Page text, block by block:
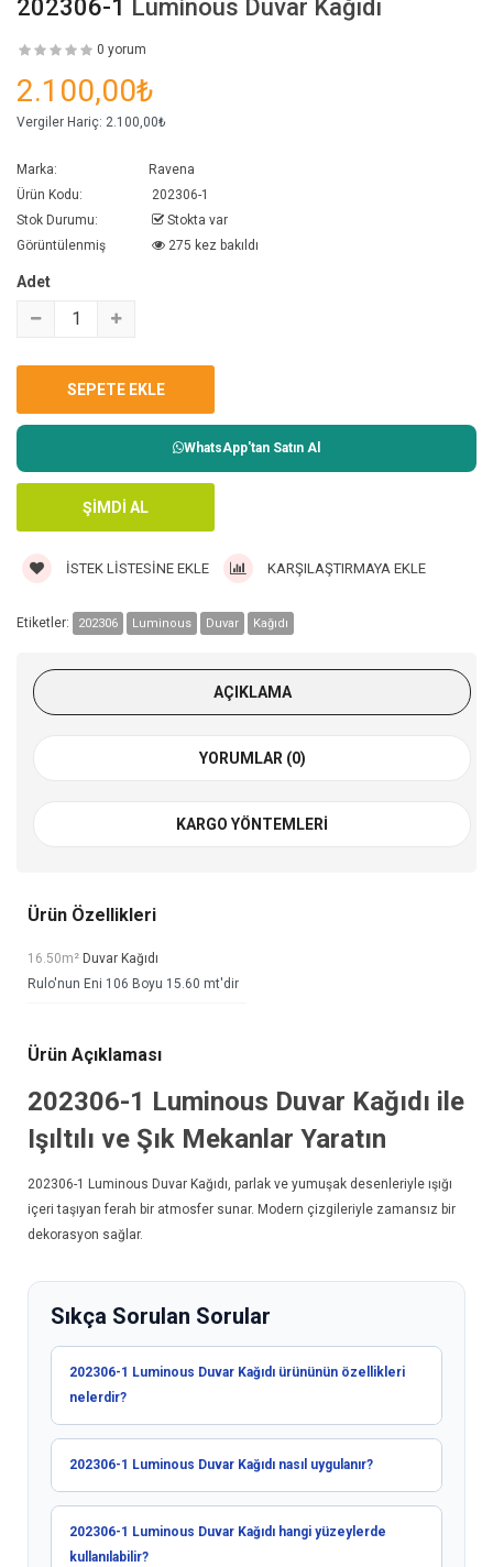
202306-1 Luminous Duvar Kağıdı
0 yorum
2.100,00₺
Vergiler Hariç: 2.100,00₺
Marka:
Ravena
Ürün Kodu:
202306-1
Stok Durumu:
Stokta var
Görüntülenmiş
275 kez bakıldı
Adet
WhatsApp'tan Satın Al
İSTEK LISTESINE EKLE KARŞILAŞTIRMAYA EKLE
Etiketler: 202306 Luminous Duvar Kağıdı
AÇIKLAMA
YORUMLAR (0)
KARGO YÖNTEMLERI
Ürün Özellikleri
16.50m² Duvar Kağıdı
Rulo'nun Eni 106 Boyu 15.60 mt'dir
Ürün Açıklaması
202306-1 Luminous Duvar Kağıdı ile
Işıltılı ve Şık Mekanlar Yaratın
202306-1 Luminous Duvar Kağıdı , parlak ve yumuşak desenleriyle ışığı
içeri taşıyan ferah bir atmosfer sunar. Modern çizgileriyle zamansız bir
dekorasyon sağlar.
Sıkça Sorulan Sorular
202306-1 Luminous Duvar Kağıdı ürününün özellikleri
nelerdir?
202306-1 Luminous Duvar Kağıdı nasıl uygulanır?
202306-1 Luminous Duvar Kağıdı hangi yüzeylerde
kullanılabilir?